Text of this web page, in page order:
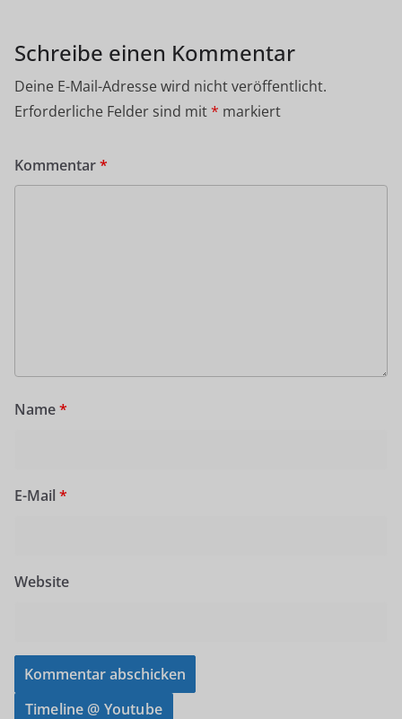
Schreibe einen Kommentar
Deine E-Mail-Adresse wird nicht veröffentlicht.
Erforderliche Felder sind mit* markiert
Kommentar*
Name*
E-Mail *
Website
Timeline @ Youtube